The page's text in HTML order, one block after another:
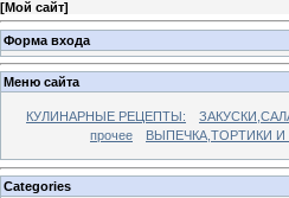
[Мой сайт]
Форма входа
Меню сайта
КУЛИНАРНЫЕ РЕЦЕПТЫ:
прочее
ВЫПЕЧКА,ТОРТИКИ И
Categories